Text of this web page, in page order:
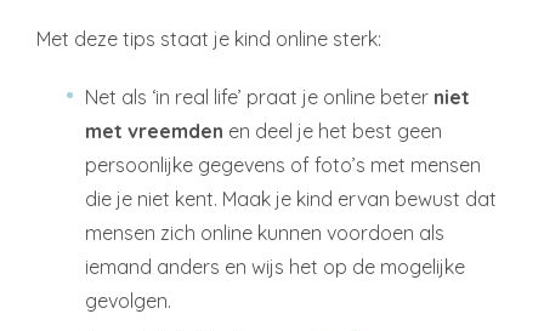
Met deze tips staat je kind online sterk:
Net als ‘in real life’ praat je online beter niet
met vreemden en deel je het best geen
persoonlijke gegevens of foto’s met mensen
die je niet kent. Maak je kind ervan bewust dat
mensen zich online kunnen voordoen als
iemand anders en wijs het op de mogelijke
gevolgen.